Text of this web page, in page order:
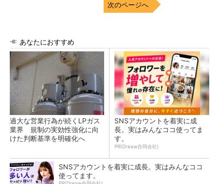
次のページへ
あなたにおすすめ
過大な営業行為が続くLPガス
業界 規制の実効性強化に向
けた判断基準を明確化へ
SNSアカウントを着実に成
長。実はみんなココ使ってま
す。
PR(Dreaw合同会社)
SNSアカウントを着実に成長。実はみんなココ
使ってます。